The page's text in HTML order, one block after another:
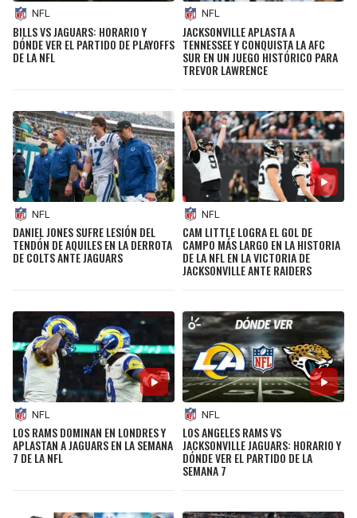
NFL
BILLS VS JAGUARS: HORARIO Y
DÓNDE VER EL PARTIDO DE PLAYOFFS
DE LA NFL
NFL
JACKSONVILLE APLASTA A
TENNESSEE Y CONQUISTA LA AFC
SUR EN UN JUEGO HISTÓRICO PARA
TREVOR LAWRENCE
NFL
DANIEL JONES SUFRE LESIÓN DEL
TENDÓN DE AQUILES EN LA DERROTA
DE COLTS ANTE JAGUARS
NFL
CAM LITTLE LOGRA EL GOL DE
CAMPO MÁS LARGO EN LA HISTORIA
DE LA NFL EN LA VICTORIA DE
JACKSONVILLE ANTE RAIDERS
NFL
LOS RAMS DOMINAN EN LONDRES Y
APLASTAN A JAGUARS EN LA SEMANA
7 DE LA NFL
NFL
LOS ANGELES RAMS VS
JACKSONVILLE JAGUARS: HORARIO Y
DÓNDE VER EL PARTIDO DE LA
SEMANA 7